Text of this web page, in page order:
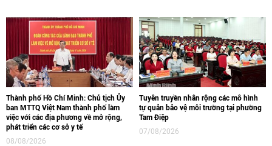
Thành phố Hồ Chí Minh: Chủ tịch Ủy
ban MTTQ Việt Nam thành phố làm
việc với các địa phương về mở rộng,
phát triển các cơ sở y tế
08/08/2026
Tuyên truyền nhân rộng các mô hình
tự quản bảo vệ môi trường tại phường
Tam Điệp
07/08/2026